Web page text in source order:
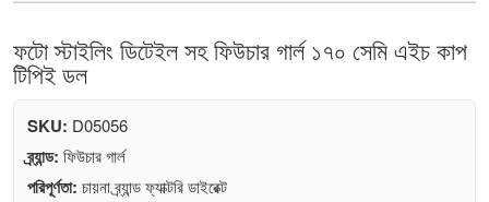
ফটো স্টাইলিং ডিটেইল সহ ফিউচার গার্ল ১৭০ সেমি এইচ কাপ
টিপিই ডল
SKU: D05056
ব্র্যান্ড: ফিউচার গার্ল
পরিপূর্ণতা: চায়না ব্র্যান্ড ফ্যাক্টরি ডাইরেক্ট